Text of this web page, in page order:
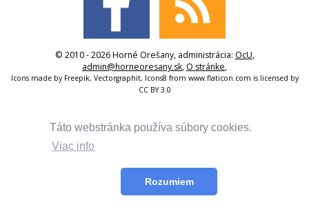
Táto webstránka používa súbory cookies.
Viac info
Rozumiem
© 2010 - 2026 Horné Orešany, administrácia: OcU,
admin@horneoresany.sk, O stránke,
Icons made by Freepik, Vectorgraphit, Icons8 from www.flaticon.com is licensed by
CC BY 3.0